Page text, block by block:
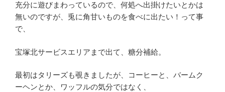
充分に遊びまわっているので、何処へ出掛けたいとかは
無いのですが、兎に角甘いものを食べに出たい！って事
で、
宝塚北サービスエリアまで出て、糖分補給。
最初はタリーズも覗きましたが、コーヒーと、バームク
ーヘンとか、ワッフルの気分ではなく、